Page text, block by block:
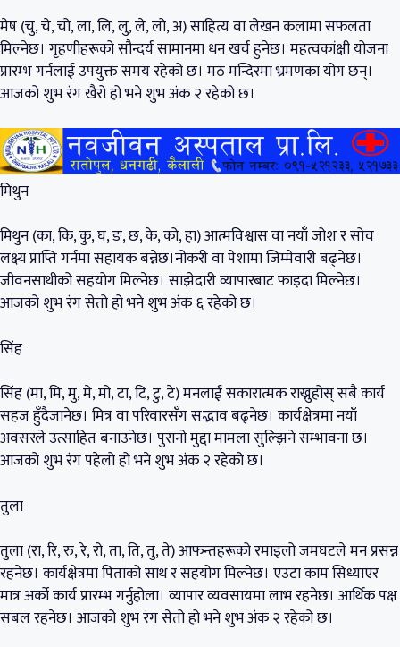
मेष (चु, चे, चो, ला, लि, लु, ले, लो, अ) साहित्य वा लेखन कलामा सफलता
मिल्नेछ। गृहणीहरूको सौन्दर्य सामानमा धन खर्च हुनेछ। महत्वकांक्षी योजना
प्रारम्भ गर्नलाई उपयुक्त समय रहेको छ। मठ मन्दिरमा भ्रमणका योग छन्।
आजको शुभ रंग खैरो हो भने शुभ अंक २ रहेको छ।
मिथुन
मिथुन (का, कि, कु, घ, ङ, छ, के, को, हा) आत्मविश्वास वा नयाँ जोश र सोच
लक्ष्य प्राप्ति गर्नमा सहायक बन्नेछ।नोकरी वा पेशामा जिम्मेवारी बढ्नेछ।
जीवनसाथीको सहयोग मिल्नेछ। साझेदारी व्यापारबाट फाइदा मिल्नेछ।
आजको शुभ रंग सेतो हो भने शुभ अंक ६ रहेको छ।
सिंह
सिंह (मा, मि, मु, मे, मो, टा, टि, टु, टे) मनलाई सकारात्मक राख्नुहोस् सबै कार्य
सहज हुँदैजानेछ। मित्र वा परिवारसँग सद्भाव बढ्नेछ। कार्यक्षेत्रमा नयाँ
अवसरले उत्साहित बनाउनेछ। पुरानो मुद्दा मामला सुल्झिने सम्भावना छ।
आजको शुभ रंग पहेलो हो भने शुभ अंक २ रहेको छ।
तुला
तुला (रा, रि, रु, रे, रो, ता, ति, तु, ते) आफन्तहरूको रमाइलो जमघटले मन प्रसन्न
रहनेछ। कार्यक्षेत्रमा पिताको साथ र सहयोग मिल्नेछ। एउटा काम सिध्याएर
मात्र अर्को कार्य प्रारम्भ गर्नुहोला। व्यापार व्यवसायमा लाभ रहनेछ। आर्थिक पक्ष
सबल रहनेछ। आजको शुभ रंग सेतो हो भने शुभ अंक २ रहेको छ।